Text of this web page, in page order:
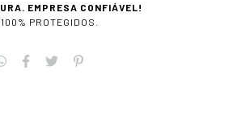
EMPRESA CONFIÁVEL!
PROTEGIDOS.